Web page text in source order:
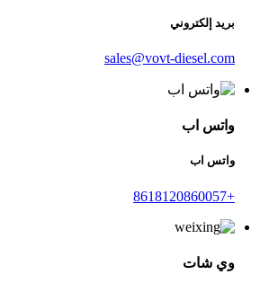
بريد إلكتروني
sales@vovt-diesel.com
واتس اب
واتس اب
+8618120860057
وي شات